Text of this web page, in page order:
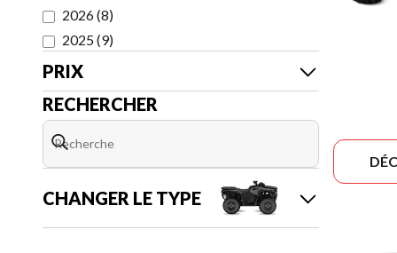
2026(8)
2025(9)
PRIX
RECHERCHER
CHANGER LE TYPE